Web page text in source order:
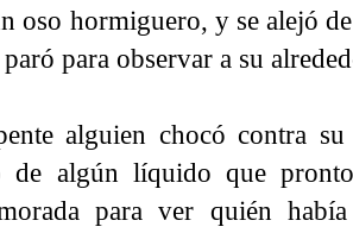
oso hormiguero, y se alejó
paró para observar a su
alguien chocó contra
de algún líquido que
para ver quién